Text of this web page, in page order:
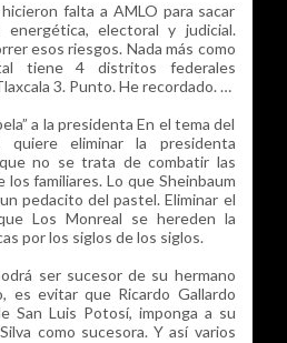
falta a AMLO para sacar
energética, electoral y judicial.
esos riesgos. Nada más como
tiene 4 distritos federales
3. Punto. He recordado. …
a la presidenta En el tema del
eliminar la presidenta
no se trata de combatir las
los familiares. Lo que Sheinbaum
pedacito del pastel. Eliminar el
Los Monreal se hereden la
por los siglos de los siglos.
ser sucesor de su hermano
es evitar que Ricardo Gallardo
San Luis Potosí, imponga a su
como sucesora. Y así varios